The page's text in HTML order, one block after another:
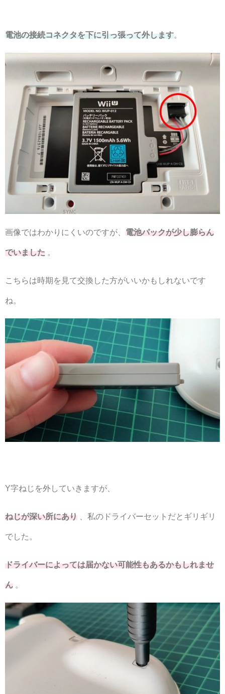
電池の接続コネクタを下に引っ張って外します
画像ではわかりにくいのですが、 電池パックが少し膨らん
でいました
こちらは時期を見て交換した方がいいかもしれないです
ね。
Y字ねじを外していきますが、
ねじが深い所にあり 、私のドライバーセットだとギリギリ
でした。
ドライバーによっては届かない可能性もあるかもしれませ
ん 。